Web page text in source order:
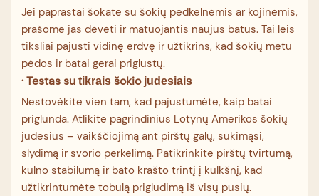
Jei paprastai šokate su šokių pėdkelnėmis ar kojinėmis,
prašome jas dėvėti ir matuojantis naujus batus. Tai leis
tiksliai pajusti vidinę erdvę ir užtikrins, kad šokių metu
pėdos ir batai gerai priglustų.
·Testassu tikrais šokio judesiais
Nestovėkite vien tam, kad pajustumėte, kaip batai
priglunda. Atlikite pagrindinius Lotynų Amerikos šokių
judesius – vaikščiojimą ant pirštų galų, sukimąsi,
slydimą ir svorio perkėlimą. Patikrinkite pirštų tvirtumą,
kulno stabilumą ir bato krašto trintį į kulkšnį, kad
užtikrintumėte tobulą prigludimą iš visų pusių.